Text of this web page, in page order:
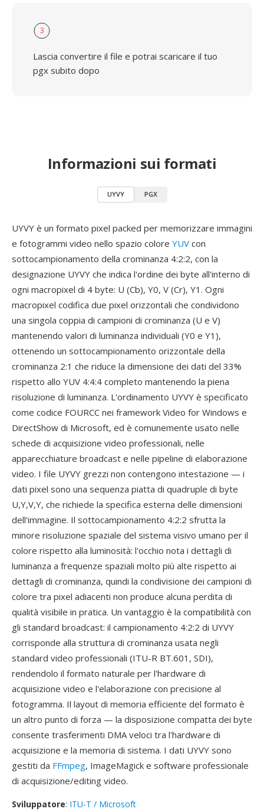
3
Lascia convertire il file e potrai scaricare il tuo
pgx subito dopo
Informazioni sui formati
UYVY PGX
UYVY è un formato pixel packed per memorizzare immagini
e fotogrammi video nello spazio colore YUV con
sottocampionamento della crominanza 4:2:2, con la
designazione UYVY che indica l'ordine dei byte all'interno di
ogni macropixel di 4 byte: U (Cb), Y0, V (Cr), Y1. Ogni
macropixel codifica due pixel orizzontali che condividono
una singola coppia di campioni di crominanza (U e V)
mantenendo valori di luminanza individuali (Y0 e Y1),
ottenendo un sottocampionamento orizzontale della
crominanza 2:1 che riduce la dimensione dei dati del 33%
rispetto allo YUV 4:4:4 completo mantenendo la piena
risoluzione di luminanza. L'ordinamento UYVY è specificato
come codice FOURCC nei framework Video for Windows e
DirectShow di Microsoft, ed è comunemente usato nelle
schede di acquisizione video professionali, nelle
apparecchiature broadcast e nelle pipeline di elaborazione
video. I file UYVY grezzi non contengono intestazione — i
dati pixel sono una sequenza piatta di quadruple di byte
U,Y,V,Y, che richiede la specifica esterna delle dimensioni
dell'immagine. Il sottocampionamento 4:2:2 sfrutta la
minore risoluzione spaziale del sistema visivo umano per il
colore rispetto alla luminosità: l'occhio nota i dettagli di
luminanza a frequenze spaziali molto più alte rispetto ai
dettagli di crominanza, quindi la condivisione dei campioni di
colore tra pixel adiacenti non produce alcuna perdita di
qualità visibile in pratica. Un vantaggio è la compatibilità con
gli standard broadcast: il campionamento 4:2:2 di UYVY
corrisponde alla struttura di crominanza usata negli
standard video professionali (ITU-R BT.601, SDI),
rendendolo il formato naturale per l'hardware di
acquisizione video e l'elaborazione con precisione al
fotogramma. Il layout di memoria efficiente del formato è
un altro punto di forza — la disposizione compatta dei byte
consente trasferimenti DMA veloci tra l'hardware di
acquisizione e la memoria di sistema. I dati UYVY sono
gestiti da FFmpeg, ImageMagick e software professionale
di acquisizione/editing video.
Sviluppatore: ITU-T / Microsoft